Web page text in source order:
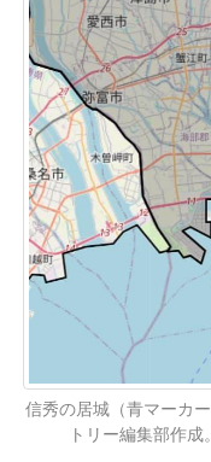
信秀の居城（青マーカ
トリー編集部作